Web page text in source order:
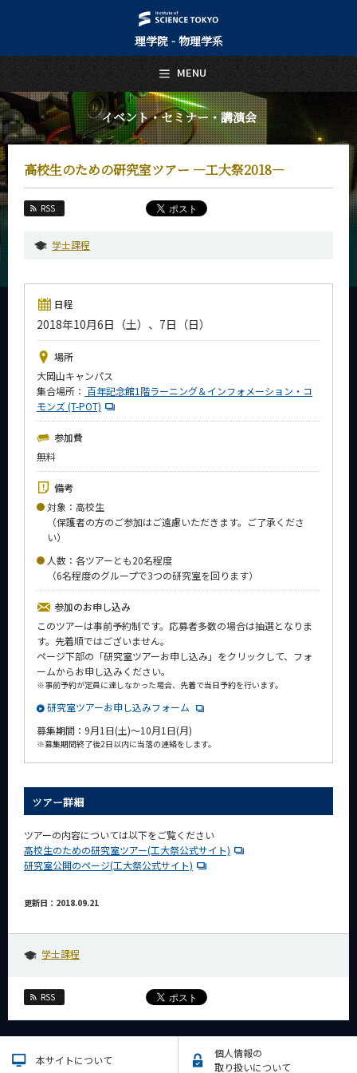
理学院 - 物理学系
イベント・セミナー・講演会
高校生のための研究室ツアー ―工大祭2018―
RSS
学士課程
日程
2018年10月6日（土）、7日（日）
場所
大岡山キャンパス
集合場所： 百年記念館1階ラーニング＆インフォメーション・コ
モンズ (T-POT)
参加費
無料
備考
対象：高校生
（保護者の方のご参加はご遠慮いただきます。ご了承くださ
い）
人数：各ツアーとも20名程度
（6名程度のグループで3つの研究室を回ります）
参加のお申し込み
このツアーは事前予約制です。応募者多数の場合は抽選となりま
す。先着順ではございません。
ページ下部の「研究室ツアーお申し込み」をクリックして、フォ
ームからお申し込みください。
※事前予約が定員に達しなかった場合、先着で当日予約を行います。
研究室ツアーお申し込みフォーム
募集期間：9月1日(土)～10月1日(月)
※募集期間終了後2日以内に当落の連絡をします。
ツアー詳細
ツアーの内容については以下をご覧ください
高校生のための研究室ツアー(工大祭公式サイト)
研究室公開のページ(工大祭公式サイト)
更新日：2018.09.21
学士課程
RSS
本サイトについて
個人情報の
取り扱いについて
MENU
日本語 English
トップページ
Top Page
物理学系について
About Us
教育
Education
入学案内
Admissions
物理学系 News&Information
イベントカレンダー
Event Calendar
今後のイベント
今後の課程別イベント
年別アーカイブ
サイト構成
CLOSE